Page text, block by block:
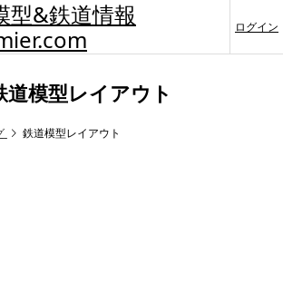
型&鉄道情報
ログイン
道模型レイアウト
鉄道模型レイアウト